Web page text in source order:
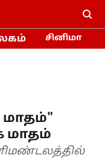
சினிமா
மாதம்"
மாதம்